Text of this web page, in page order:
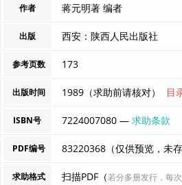
作者 蒋元明著 编者
出版 西安：陕西人民出版社
参考页数 173
出版时间 1989（求助前请核对） 目
ISBN号 7224007080 —求助条款
PDF编号 83220368（仅供预览，未存
求助格式 扫描PDF（若分多册发行，每